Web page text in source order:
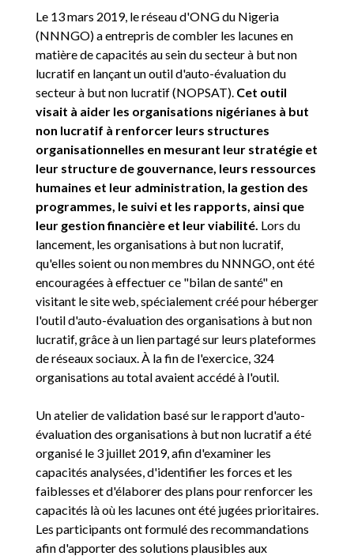
Le 13 mars 2019, le réseau d'ONG du Nigeria
(NNNGO) a entrepris de combler les lacunes en
matière de capacités au sein du secteur à but non
lucratif en lançant un outil d'auto-évaluation du
secteur à but non lucratif (NOPSAT). Cet outil
visait à aider les organisations nigérianes à but
non lucratif à renforcer leurs structures
organisationnelles en mesurant leur stratégie et
leur structure de gouvernance, leurs ressources
humaines et leur administration, la gestion des
programmes, le suivi et les rapports, ainsi que
leur gestion financière et leur viabilité. Lors du
lancement, les organisations à but non lucratif,
qu'elles soient ou non membres du NNNGO, ont été
encouragées à effectuer ce "bilan de santé" en
visitant le site web, spécialement créé pour héberger
l'outil d'auto-évaluation des organisations à but non
lucratif, grâce à un lien partagé sur leurs plateformes
de réseaux sociaux. À la fin de l'exercice, 324
organisations au total avaient accédé à l'outil.
Un atelier de validation basé sur le rapport d'auto-
évaluation des organisations à but non lucratif a été
organisé le 3 juillet 2019, afin d'examiner les
capacités analysées, d'identifier les forces et les
faiblesses et d'élaborer des plans pour renforcer les
capacités là où les lacunes ont été jugées prioritaires.
Les participants ont formulé des recommandations
afin d'apporter des solutions plausibles aux